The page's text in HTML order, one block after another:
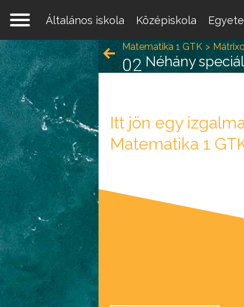
Általános iskola
Középiskola
Matematika 1 GTK
Néhány
02
Itt jön egy
Matematika 1